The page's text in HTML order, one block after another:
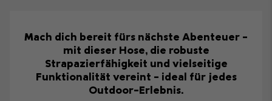
Mach dich bereit fürs nächste Abenteuer –
mit dieser Hose, die robuste
Strapazierfähigkeit und vielseitige
Funktionalität vereint – ideal für jedes
Outdoor-Erlebnis.